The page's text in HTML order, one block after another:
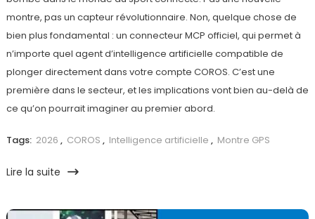
montre, pas un capteur révolutionnaire. Non, quelque chose de
bien plus fondamental : un connecteur MCP officiel, qui permet à
n’importe quel agent d’intelligence artificielle compatible de
plonger directement dans votre compte COROS. C’est une
première dans le secteur, et les implications vont bien au-delà de
ce qu’on pourrait imaginer au premier abord.
Tags: 2026 , COROS , Intelligence artificielle , Montre GPS
Lire la suite